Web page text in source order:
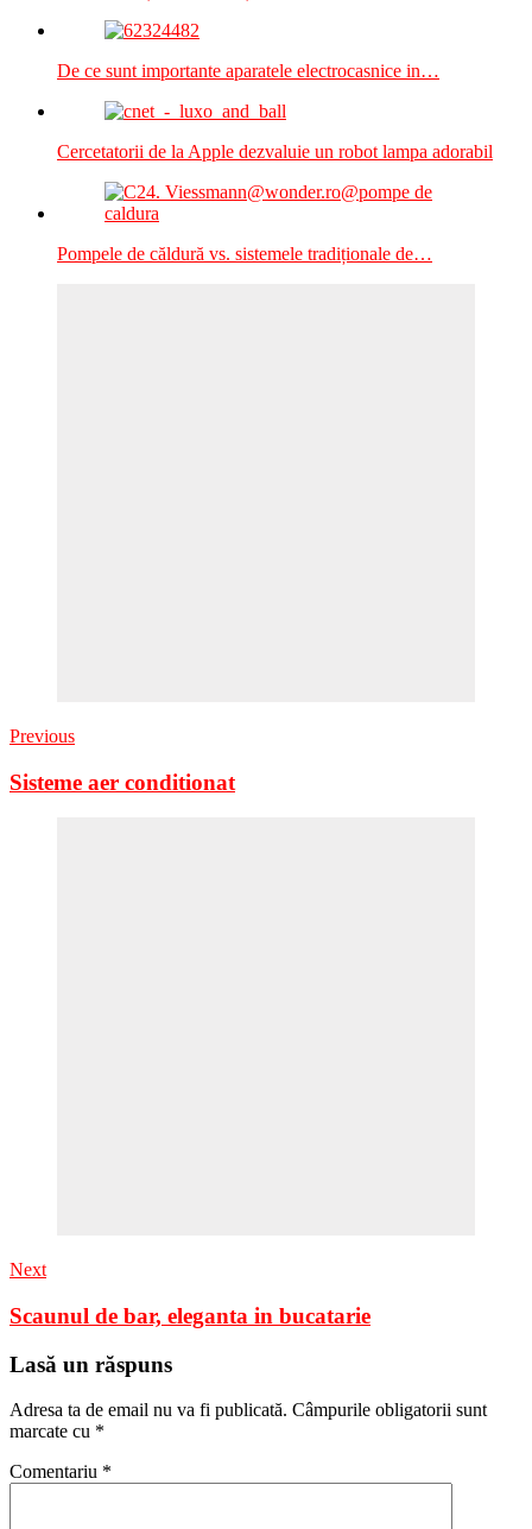
De ce sunt importante aparatele electrocasnice in…
Cercetatorii de la Apple dezvaluie un robot lampa adorabil
Pompele de căldură vs. sistemele tradiționale de…
Previous
Sisteme aer conditionat
Next
Scaunul de bar, eleganta in bucatarie
Lasă un răspuns
Adresa ta de email nu va fi publicată. Câmpurile obligatorii sunt
marcate cu *
Comentariu *